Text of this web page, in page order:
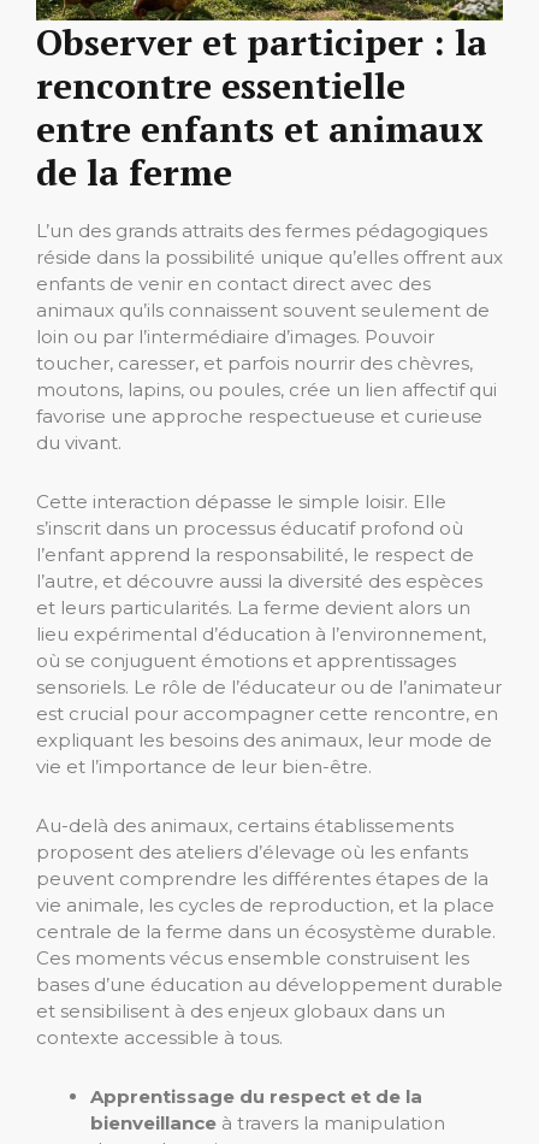
Observer et participer : la
rencontre essentielle
entre enfants et animaux
de la ferme
L’un des grands attraits des fermes pédagogiques
réside dans la possibilité unique qu’elles offrent aux
enfants de venir en contact direct avec des
animaux qu’ils connaissent souvent seulement de
loin ou par l’intermédiaire d’images. Pouvoir
toucher, caresser, et parfois nourrir des chèvres,
moutons, lapins, ou poules, crée un lien affectif qui
favorise une approche respectueuse et curieuse
du vivant.
Cette interaction dépasse le simple loisir. Elle
s’inscrit dans un processus éducatif profond où
l’enfant apprend la responsabilité, le respect de
l’autre, et découvre aussi la diversité des espèces
et leurs particularités. La ferme devient alors un
lieu expérimental d’éducation à l’environnement,
où se conjuguent émotions et apprentissages
sensoriels. Le rôle de l’éducateur ou de l’animateur
est crucial pour accompagner cette rencontre, en
expliquant les besoins des animaux, leur mode de
vie et l’importance de leur bien-être.
Au-delà des animaux, certains établissements
proposent des ateliers d’élevage où les enfants
peuvent comprendre les différentes étapes de la
vie animale, les cycles de reproduction, et la place
centrale de la ferme dans un écosystème durable.
Ces moments vécus ensemble construisent les
bases d’une éducation au développement durable
et sensibilisent à des enjeux globaux dans un
contexte accessible à tous.
Apprentissage du respect et de la
bienveillance à travers la manipulation